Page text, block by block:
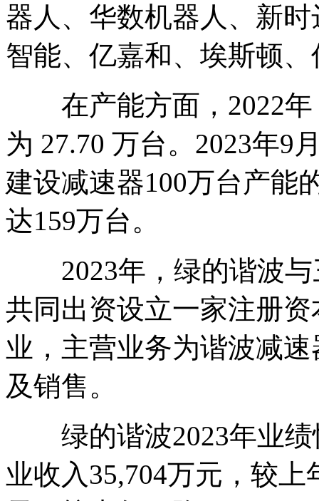
器人、华数机器人、新
智能、亿嘉和、埃斯顿
在产能方面，2022年
为 27.70 万台。2023年9
建设减速器100万台产能
达159万台。
2023年，绿的谐波与
共同出资设立一家注册
业，主营业务为谐波减
及销售。
绿的谐波2023年业绩
业收入35,704万元，较上